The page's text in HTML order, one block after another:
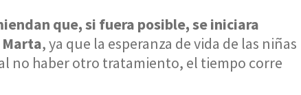
que, si fuera posible, se iniciara
, ya que la esperanza de vida de las niñas
no haber otro tratamiento, el tiempo corre